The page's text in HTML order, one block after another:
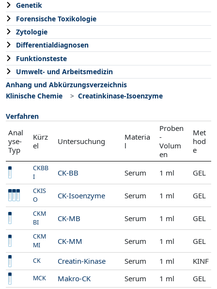
Genetik
Forensische Toxikologie
Zytologie
Differentialdiagnosen
Funktionsteste
Umwelt- und Arbeitsmedizin
Anhang und Abkürzungsverzeichnis
Klinische Chemie
Creatinkinase-Isoenzyme
Verfahren
Anal
yse-
Typ
Kürz
el
Untersuchung
Materia
l
Proben
-
Volum
en
Met
hod
e
CKBB
I
CK-BB Serum 1 ml GEL
CKIS
O
CK-Isoenzyme Serum 1 ml GEL
CKM
BI
CK-MB Serum 1 ml GEL
CKM
MI
CK-MM Serum 1 ml GEL
CK Creatin-Kinase Serum 1 ml KINF
MCK Makro-CK Serum 1 ml GEL